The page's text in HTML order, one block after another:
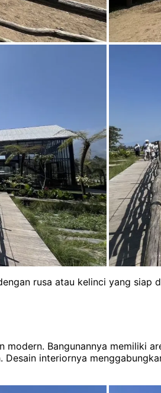
rusa atau kelinci yang
modern. Bangunannya
interiornya